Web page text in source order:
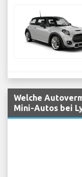
Welche
Mini-Autos bei